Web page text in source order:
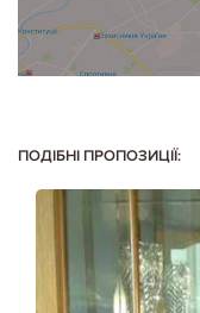
ПОДІБНІ ПРОПОЗИЦІЇ: